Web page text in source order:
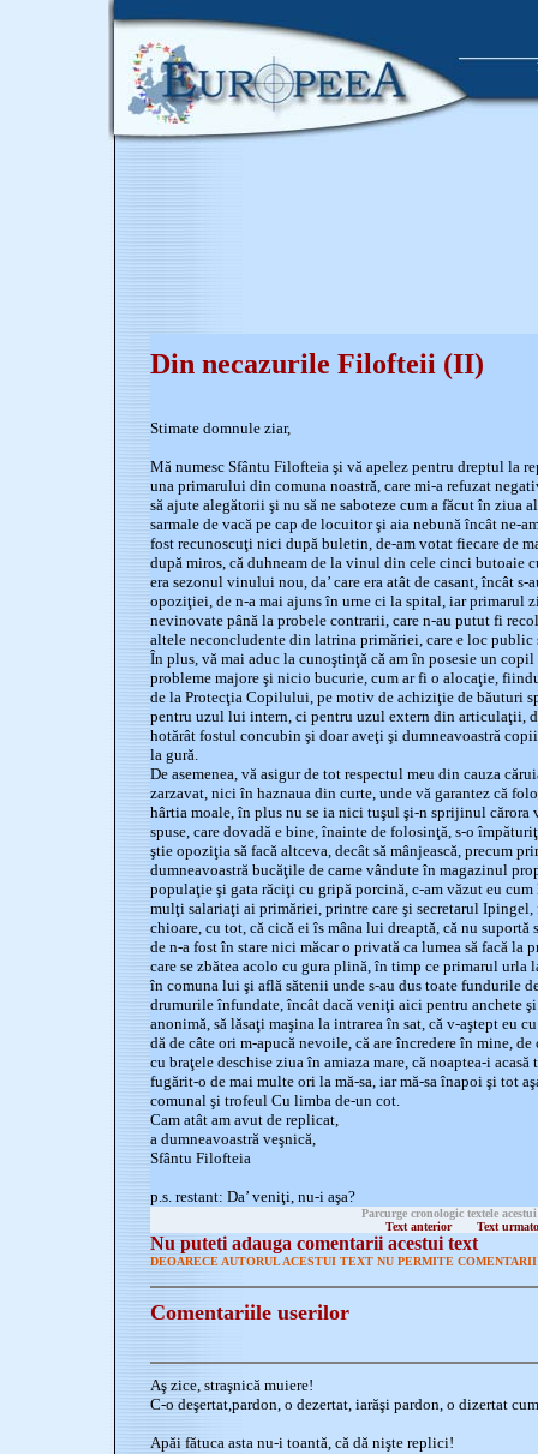
Din necazurile Filofteii (II)
Stimate domnule ziar,
Mă numesc Sfântu Filofteia şi vă apelez pentru dreptul la
una primarului din comuna noastră, care mi-a refuzat
să ajute alegătorii şi nu să ne saboteze cum a făcut în ziua
sarmale de vacă pe cap de locuitor şi aia nebună încât ne-
fost recunoscuţi nici după buletin, de-am votat fiecare de
după miros, că duhneam de la vinul din cele cinci butoaie
era sezonul vinului nou, da’ care era atât de casant, încât
opoziţiei, de n-a mai ajuns în urne ci la spital, iar primarul
nevinovate până la probele contrarii, care n-au putut fi
altele neconcludente din latrina primăriei, care e loc public
În plus, vă mai aduc la cunoştinţă că am în posesie un
probleme majore şi nicio bucurie, cum ar fi o alocaţie,
de la Protecţia Copilului, pe motiv de achiziţie de băuturi
pentru uzul lui intern, ci pentru uzul extern din articulaţii,
hotărât fostul concubin şi doar aveţi şi dumneavoastră
la gură.
De asemenea, vă asigur de tot respectul meu din cauza
zarzavat, nici în haznaua din curte, unde vă garantez că
hârtia moale, în plus nu se ia nici tuşul şi-n sprijinul cărora
spuse, care dovadă e bine, înainte de folosinţă, s-o
ştie opoziţia să facă altceva, decât să mânjească, precum
dumneavoastră bucăţile de carne vândute în magazinul
populaţie şi gata răciţi cu gripă porcină, c-am văzut eu
mulţi salariaţi ai primăriei, printre care şi secretarul
chioare, cu tot, că cică ei îs mâna lui dreaptă, că nu
de n-a fost în stare nici măcar o privată ca lumea să facă la
care se zbătea acolo cu gura plină, în timp ce primarul urla
în comuna lui şi află sătenii unde s-au dus toate fundurile
drumurile înfundate, încât dacă veniţi aici pentru anchete
anonimă, să lăsaţi maşina la intrarea în sat, că v-aştept eu
dă de câte ori m-apucă nevoile, că are încredere în mine,
cu braţele deschise ziua în amiaza mare, că noaptea-i acasă
fugărit-o de mai multe ori la mă-sa, iar mă-sa înapoi şi tot
comunal şi trofeul Cu limba de-un cot.
Cam atât am avut de replicat,
a dumneavoastră veşnică,
Sfântu Filofteia
p.s. restant: Da’ veniţi, nu-i aşa?
Parcurge cronologic textele
Text anterior
Text
Nu puteti adauga comentarii acestui text
DEOARECE AUTORUL ACESTUI TEXT NU PERMITE
Comentariile userilor
Aş zice, straşnică muiere!
C-o deşertat,pardon, o dezertat, iarăşi pardon, o dizertat
Apăi fătuca asta nu-i toantă, că dă nişte replici!